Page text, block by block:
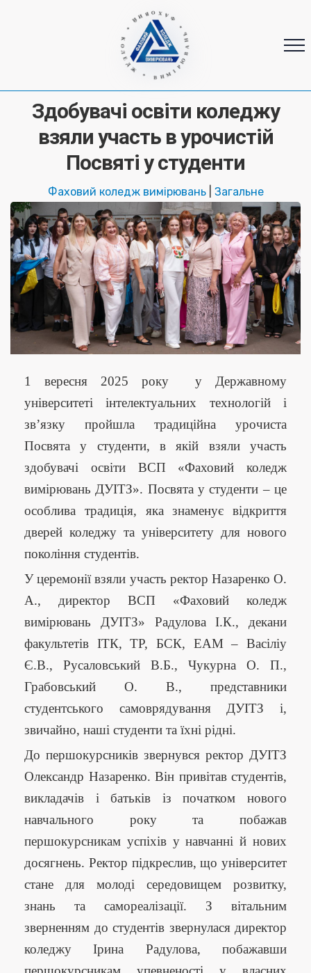
* ФАХОВИЙ * КОЛЕДЖ * ВИМІРЮВАНЬ
Здобувачі освіти коледжу
взяли участь в урочистій
Посвяті у студенти
Фаховий коледж вимірювань| Загальне
1 вересня 2025 року у Державному
університеті інтелектуальних технологій і
зв’язку пройшла традиційна урочиста
Посвята у студенти, в якій взяли участь
здобувачі освіти ВСП «Фаховий коледж
вимірювань ДУІТЗ». Посвята у студенти – це
особлива традиція, яка знаменує відкриття
дверей коледжу та університету для нового
покоління студентів.
У церемонії взяли участь ректор Назаренко О.
А., директор ВСП «Фаховий коледж
вимірювань ДУІТЗ» Радулова І.К., декани
факультетів ІТК, ТР, БСК, ЕАМ – Васіліу
Є.В., Русаловський В.Б., Чукурна О. П.,
Грабовський О. В., представники
студентського самоврядування ДУІТЗ і,
звичайно, наші студенти та їхні рідні.
До першокурсників звернувся ректор ДУІТЗ
Олександр Назаренко. Він привітав студентів,
викладачів і батьків із початком нового
навчального року та побажав
першокурсникам успіхів у навчанні й нових
досягнень. Ректор підкреслив, що університет
стане для молоді середовищем розвитку,
знань та самореалізації. З вітальним
зверненням до студентів звернулася директор
коледжу Ірина Радулова, побажавши